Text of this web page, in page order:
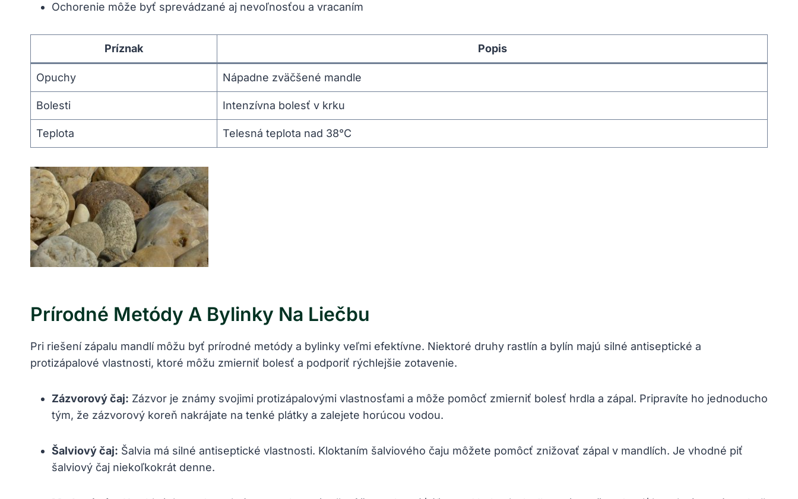
Ochorenie môže byť sprevádzané aj nevoľnosťou a vracaním
Príznak Popis
Opuchy Nápadne zväčšené mandle
Bolesti Intenzívna bolesť v krku
Teplota Telesná teplota nad 38°C
Prírodné Metódy A Bylinky Na Liečbu
Pri riešení zápalu mandlí môžu byť prírodné metódy a bylinky veľmi efektívne. Niektoré druhy rastlín a bylín majú silné antiseptické a
protizápalové vlastnosti, ktoré môžu zmierniť bolesť a podporiť rýchlejšie zotavenie.
Zázvorový čaj: Zázvor je známy svojimi protizápalovými vlastnosťami a môže pomôcť zmierniť bolesť hrdla a zápal. Pripravíte ho jednoducho
tým, že zázvorový koreň nakrájate na tenké plátky a zalejete horúcou vodou.
Šalviový čaj: Šalvia má silné antiseptické vlastnosti. Kloktaním šalviového čaju môžete pomôcť znižovať zápal v mandlích. Je vhodné piť
šalviový čaj niekoľkokrát denne.